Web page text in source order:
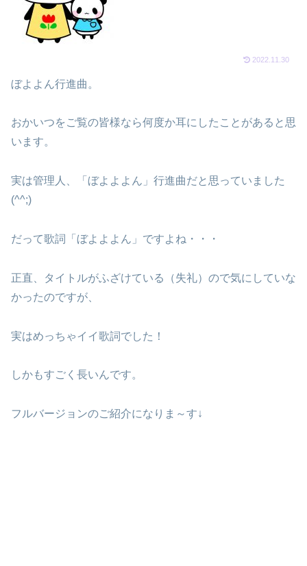
2022.11.30
ぼよよん行進曲。
おかいつをご覧の皆様なら何度か耳にしたことがあると思
います。
実は管理人、「ぼよよよん」行進曲だと思っていました
(^^;)
だって歌詞「ぼよよよん」ですよね・・・
正直、タイトルがふざけている（失礼）ので気にしていな
かったのですが、
実はめっちゃイイ歌詞でした！
しかもすごく長いんです。
フルバージョンのご紹介になりま～す↓